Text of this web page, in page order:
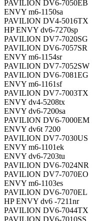
PAVILION DV6-7050EB
ENVY m6-1150sa
PAVILION DV4-5016TX
HP ENVY dv6-7270sp
PAVILION DV7-7020SG
PAVILION DV6-7057SR
ENVY m6-1154sr
PAVILION DV7-7052SW
PAVILION DV6-7081EG
ENVY m6-1161sf
PAVILION DV7-7003TX
ENVY dv4-5208tx
ENVY dv6-7200sa
PAVILION DV6-7000EM
ENVY dv6t 7200
PAVILION DV7-7030US
ENVY m6-1101ek
ENVY dv6-7203tu
PAVILION DV6-7024NR
PAVILION DV7-7070EO
ENVY m6-1103es
PAVILION DV6-7070EL
HP ENVY dv6 -7211nr
PAVILION DV6-7044TX